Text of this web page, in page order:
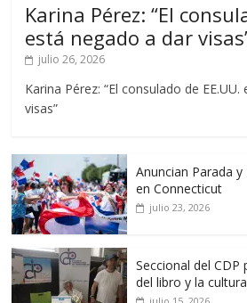
Karina Pérez: “El
está negado a dar
julio 26, 2026
Karina Pérez: “El consulado de
visas”
Anuncian Parada
en Connecticut
julio 23, 2026
Seccional del CDP
del libro y la